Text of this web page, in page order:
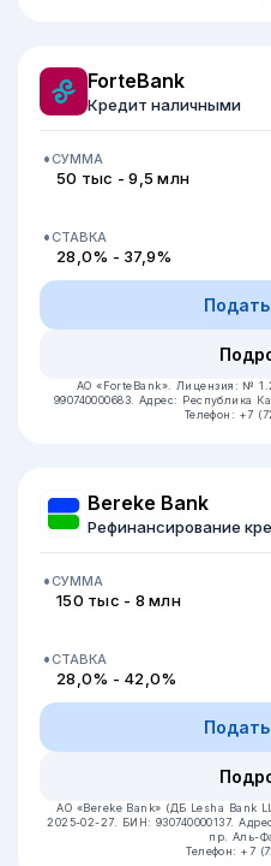
ForteBank
Кредит наличными
СУММА
50 тыс - 9,5 млн
СТАВКА
28,0% - 37,9%
АО «ForteBank». Лицензия: №
990740000683.Адрес: Республика
Телефон: +7
Bereke Bank
Рефинансирование
СУММА
150 тыс - 8 млн
СТАВКА
28,0% - 42,0%
АО «Bereke Bank» (ДБ Lesha Bank
2025-02-27.
БИН: 930740000137.
пр. Аль-
Телефон: +7